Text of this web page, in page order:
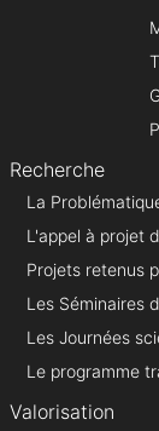
Recherche
La
L'appel à projet
Projets retenus
Les Séminaires
Les Journées
Le programme
Valorisation